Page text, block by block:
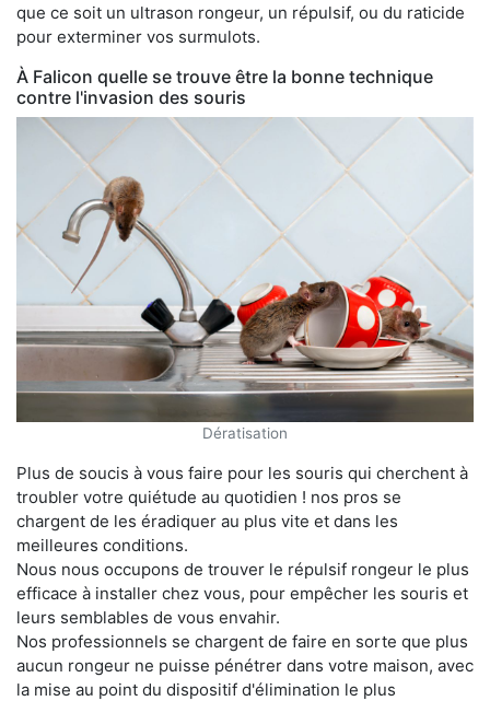
que ce soit un ultrason rongeur, un répulsif, ou du raticide
pour exterminer vos surmulots.
À Falicon quelle se trouve être la bonne technique
contre l'invasion des souris
Dératisation
Plus de soucis à vous faire pour les souris qui cherchent à
troubler votre quiétude au quotidien ! nos pros se
chargent de les éradiquer au plus vite et dans les
meilleures conditions.
Nous nous occupons de trouver le répulsif rongeur le plus
efficace à installer chez vous, pour empêcher les souris et
leurs semblables de vous envahir.
Nos professionnels se chargent de faire en sorte que plus
aucun rongeur ne puisse pénétrer dans votre maison, avec
la mise au point du dispositif d'élimination le plus